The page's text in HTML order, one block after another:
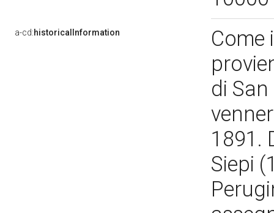
a-cd:historicalInformation
Come
di
1891.
Siepi